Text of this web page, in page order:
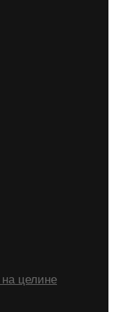
на целине